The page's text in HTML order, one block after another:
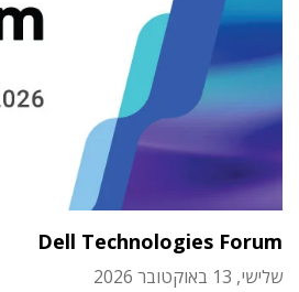
Dell Technologies Forum
שלישי, 13 באוקטובר 2026